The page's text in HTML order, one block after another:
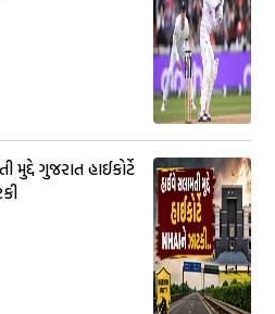
મુદ્દે ગુજરાત હાઈકોર્ટે